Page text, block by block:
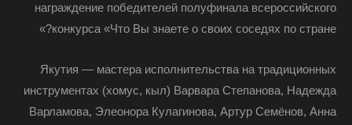
награждение победителей полуфинала всероссийского
конкурса «Что Вы знаете о своих соседях по стране?»
Якутия — мастера исполнительства на традиционных
инструментах (хомус, кыл) Варвара Степанова, Надежда
Варламова, Элеонора Кулагинова, Артур Семёнов, Анна